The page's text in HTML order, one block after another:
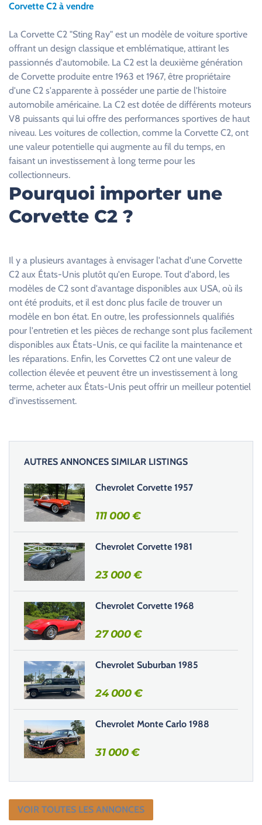
l
s
m
p
v
Corvette C2 à vendre
La Corvette C2 "Sting Ray" est un modèle de voiture sportive
offrant un design classique et emblématique, attirant les
passionnés d'automobile. La C2 est la deuxième génération
de Corvette produite entre 1963 et 1967, être propriétaire
d'une C2 s'apparente à posséder une partie de l'histoire
automobile américaine. La C2 est dotée de différents moteurs
V8 puissants qui lui offre des performances sportives de haut
niveau. Les voitures de collection, comme la Corvette C2, ont
une valeur potentielle qui augmente au fil du temps, en
faisant un investissement à long terme pour les
collectionneurs.
Pourquoi importer une
Corvette C2 ?
Il y a plusieurs avantages à envisager l'achat d'une Corvette
C2 aux États-Unis plutôt qu'en Europe. Tout d'abord, les
modèles de C2 sont d'avantage disponibles aux USA, où ils
ont été produits, et il est donc plus facile de trouver un
modèle en bon état. En outre, les professionnels qualifiés
pour l'entretien et les pièces de rechange sont plus facilement
disponibles aux États-Unis, ce qui facilite la maintenance et
les réparations. Enfin, les Corvettes C2 ont une valeur de
collection élevée et peuvent être un investissement à long
terme, acheter aux États-Unis peut offrir un meilleur potentiel
d'investissement.
AUTRES ANNONCES SIMILAR LISTINGS
Chevrolet Corvette 1957
111 000€
Chevrolet Corvette 1981
23 000€
Chevrolet Corvette 1968
27 000€
Chevrolet Suburban 1985
24 000€
Chevrolet Monte Carlo 1988
31 000€
VOIR TOUTES LES ANNONCES